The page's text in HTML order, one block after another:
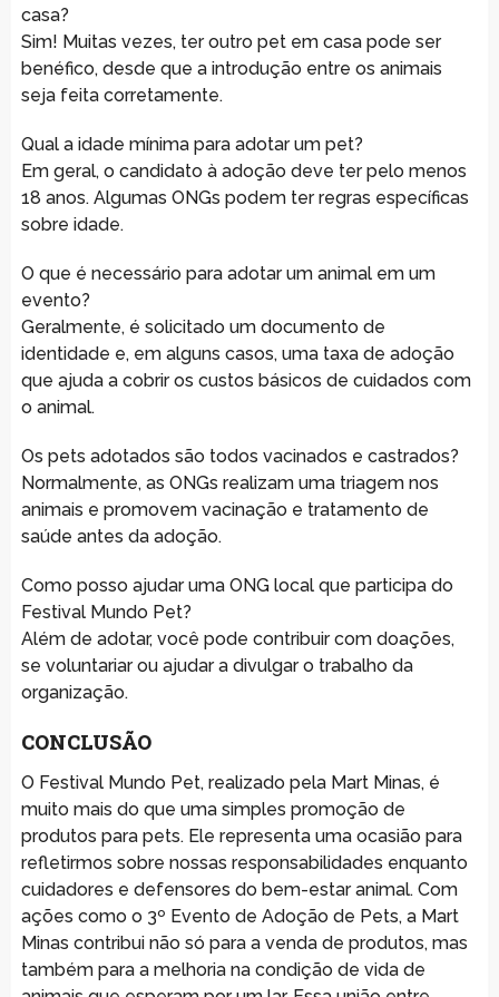
casa?
Sim! Muitas vezes, ter outro pet em casa pode ser
benéfico, desde que a introdução entre os animais
seja feita corretamente.
Qual a idade mínima para adotar um pet?
Em geral, o candidato à adoção deve ter pelo menos
18 anos. Algumas ONGs podem ter regras específicas
sobre idade.
O que é necessário para adotar um animal em um
evento?
Geralmente, é solicitado um documento de
identidade e, em alguns casos, uma taxa de adoção
que ajuda a cobrir os custos básicos de cuidados com
o animal.
Os pets adotados são todos vacinados e castrados?
Normalmente, as ONGs realizam uma triagem nos
animais e promovem vacinação e tratamento de
saúde antes da adoção.
Como posso ajudar uma ONG local que participa do
Festival Mundo Pet?
Além de adotar, você pode contribuir com doações,
se voluntariar ou ajudar a divulgar o trabalho da
organização.
CONCLUSÃO
O Festival Mundo Pet, realizado pela Mart Minas, é
muito mais do que uma simples promoção de
produtos para pets. Ele representa uma ocasião para
refletirmos sobre nossas responsabilidades enquanto
cuidadores e defensores do bem-estar animal. Com
ações como o 3º Evento de Adoção de Pets, a Mart
Minas contribui não só para a venda de produtos, mas
também para a melhoria na condição de vida de